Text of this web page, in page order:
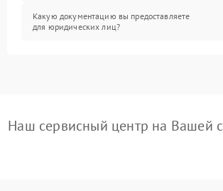
Какую документацию вы предоставляете
для юридических лиц?
Наш сервисный центр на Вашей